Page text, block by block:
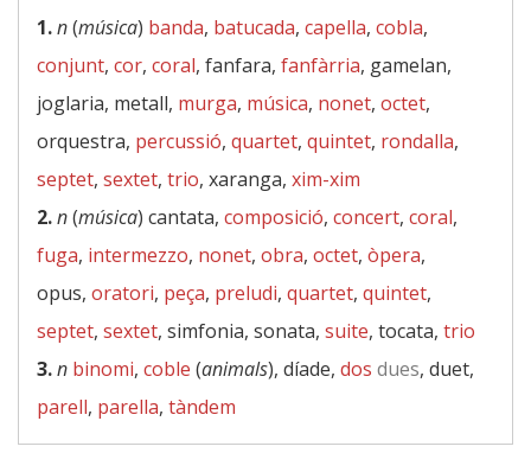
1.n(música) banda, batucada, capella, cobla,
conjunt, cor, coral, fanfara, fanfàrria, gamelan,
joglaria, metall, murga, música, nonet, octet,
orquestra, percussió, quartet, quintet, rondalla,
septet, sextet, trio, xaranga, xim-xim
2.n(música) cantata, composició, concert, coral,
fuga, intermezzo, nonet, obra, octet, òpera,
opus, oratori, peça, preludi, quartet, quintet,
septet, sextet, simfonia, sonata, suite, tocata, trio
3.n binomi, coble (animals), díade, dos dues, duet,
parell, parella, tàndem